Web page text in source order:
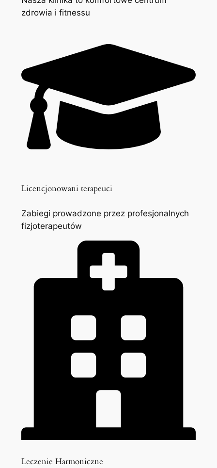
zdrowia i fitnessu
Licencjonowani terapeuci
Zabiegi prowadzone przez profesjonalnych
fizjoterapeutów
Leczenie Harmoniczne